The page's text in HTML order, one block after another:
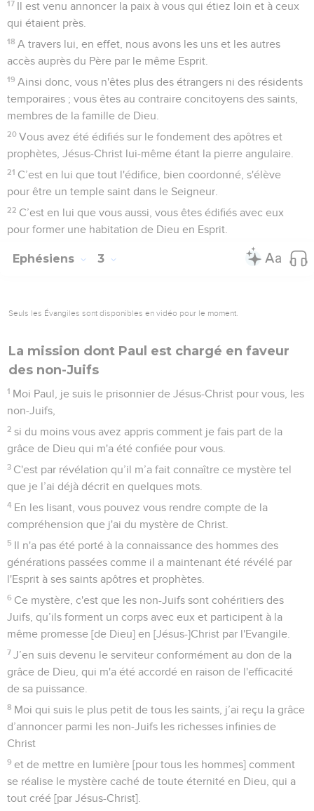
17 Il est venu annoncer la paix à vous qui étiez loin et à ceux
qui étaient près.
18 A travers lui, en effet, nous avons les uns et les autres
accès auprès du Père par le même Esprit.
19 Ainsi donc, vous n'êtes plus des étrangers ni des résidents
temporaires ; vous êtes au contraire concitoyens des saints,
membres de la famille de Dieu.
20 Vous avez été édifiés sur le fondement des apôtres et
prophètes, Jésus-Christ lui-même étant la pierre angulaire.
21 C’est en lui que tout l'édifice, bien coordonné, s'élève
pour être un temple saint dans le Seigneur.
22 C’est en lui que vous aussi, vous êtes édifiés avec eux
pour former une habitation de Dieu en Esprit.
Ephésiens 3
Seuls les Évangiles sont disponibles en vidéo pour le moment.
La mission dont Paul est chargé en faveur
des non-Juifs
1 Moi Paul, je suis le prisonnier de Jésus-Christ pour vous, les
non-Juifs,
2 si du moins vous avez appris comment je fais part de la
grâce de Dieu qui m'a été confiée pour vous.
3 C'est par révélation qu’il m’a fait connaître ce mystère tel
que je l’ai déjà décrit en quelques mots.
4 En les lisant, vous pouvez vous rendre compte de la
compréhension que j'ai du mystère de Christ.
5 Il n'a pas été porté à la connaissance des hommes des
générations passées comme il a maintenant été révélé par
l'Esprit à ses saints apôtres et prophètes.
6 Ce mystère, c'est que les non-Juifs sont cohéritiers des
Juifs, qu’ils forment un corps avec eux et participent à la
même promesse [de Dieu] en [Jésus-]Christ par l'Evangile.
7 J’en suis devenu le serviteur conformément au don de la
grâce de Dieu, qui m'a été accordé en raison de l'efficacité
de sa puissance.
8 Moi qui suis le plus petit de tous les saints, j’ai reçu la grâce
d’annoncer parmi les non-Juifs les richesses infinies de
Christ
9 et de mettre en lumière [pour tous les hommes] comment
se réalise le mystère caché de toute éternité en Dieu, qui a
tout créé [par Jésus-Christ].